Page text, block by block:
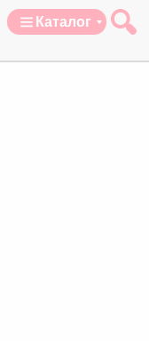
Каталог